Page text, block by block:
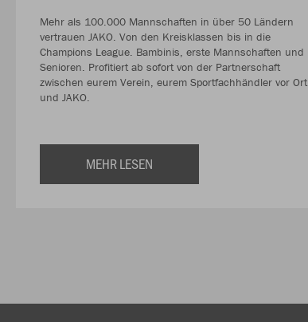
Mehr als 100.000 Mannschaften in über 50 Ländern
vertrauen JAKO. Von den Kreisklassen bis in die
Champions League. Bambinis, erste Mannschaften und
Senioren. Profitiert ab sofort von der Partnerschaft
zwischen eurem Verein, eurem Sportfachhändler vor Ort
und JAKO.
MEHR LESEN